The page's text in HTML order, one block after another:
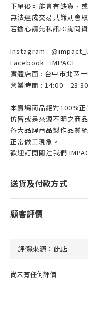
下單後可能會有缺貨、
無法達成交易共識則會
若擔心請先私訊IG詢問
-
Instagram :
Facebook : IMPACT
實體店面 : 台中市北區
營業時間 : 14:00 - 23:30
-
本賣場商品絕對100%
仿冒或是來源不明之商
各大品牌商品製作品質
正常做工現象。
歡迎訂閱關注我們
送貨及付款方式
顧客評價
尚未有任何評價